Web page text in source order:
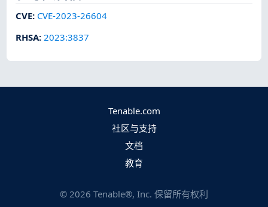
CVE: CVE-2023-26604
RHSA: 2023:3837
Tenable.com
社区与支持
文档
教育
© 2026 Tenable®, Inc. 保留所有权利